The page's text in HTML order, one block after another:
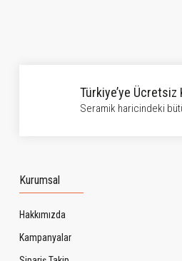
Türkiye’ye Ücretsiz
Seramik haricindeki
Kurumsal
Hakkımızda
Kampanyalar